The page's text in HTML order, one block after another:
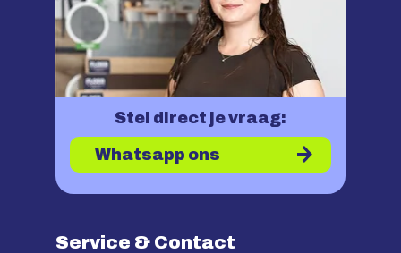
Stel direct je vraag:
Whatsapp ons
Service & Contact